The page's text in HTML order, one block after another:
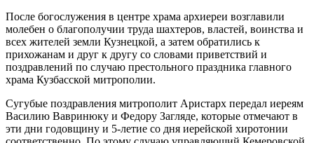
После богослужения в центре храма архиереи возглавили
молебен о благополучии труда шахтеров, властей, воинства и
всех жителей земли Кузнецкой, а затем обратились к
прихожанам и друг к другу со словами приветствий и
поздравлений по случаю престольного праздника главного
храма Кузбасской митрополии.
Сугубые поздравления митрополит Аристарх передал иереям
Василию Вавринюку и Федору Загляде, которые отмечают в
эти дни годовщину и 5-летие со дня иерейской хиротонии